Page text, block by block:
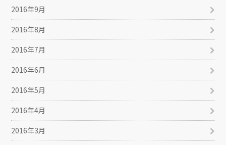
2016年9月
2016年8月
2016年7月
2016年6月
2016年5月
2016年4月
2016年3月